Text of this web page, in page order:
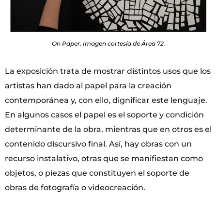
On Paper. Imagen cortesía de Área 72.
La exposición trata de mostrar distintos usos que los
artistas han dado al papel para la creación
contemporánea y, con ello, dignificar este lenguaje.
En algunos casos el papel es el soporte y condición
determinante de la obra, mientras que en otros es el
contenido discursivo final. Así, hay obras con un
recurso instalativo, otras que se manifiestan como
objetos, o piezas que constituyen el soporte de
obras de fotografía o videocreación.